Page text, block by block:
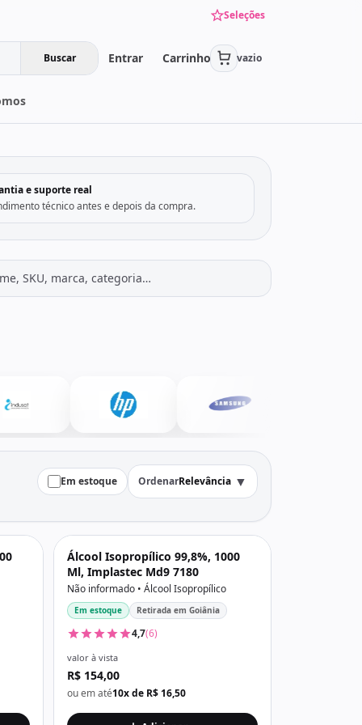
Seleções
Buscar Entrar Carrinho vazio
›
e suporte real
técnico antes e depois da compra.
Em estoque OrdenarRelevância ▼
Álcool Isopropílico 99,8%, 1000
Ml, Implastec Md9 7180
Não informado • Álcool Isopropílico
Em estoque Retirada em Goiânia
4,7(6)
valor à vista
R$ 154,00
ou em até10x de R$ 16,50